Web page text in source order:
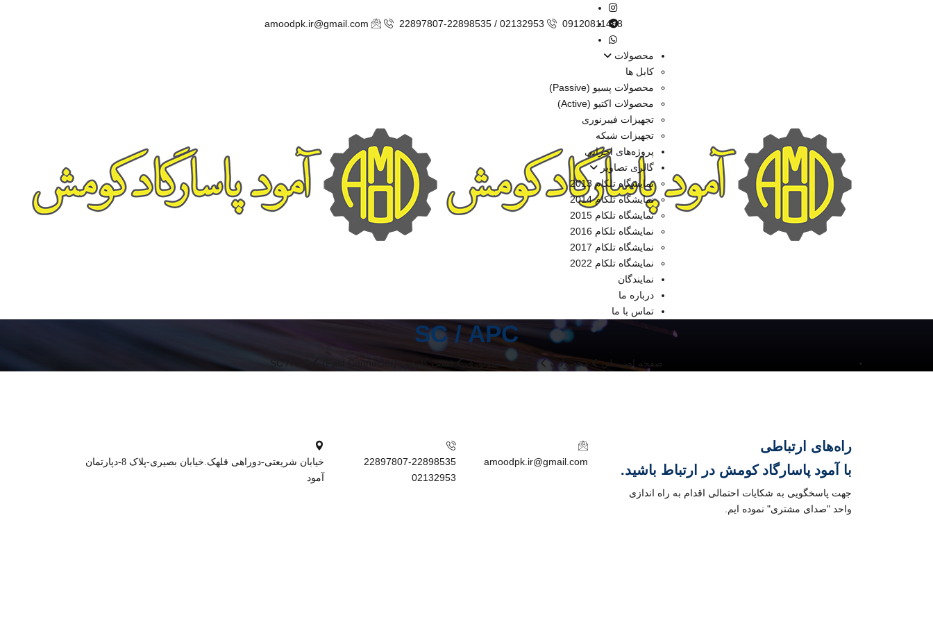
amoodpk.ir@gmail.com 22897807-22898535 / 02132953 09120811498
محصولات
کابل ها
محصولات پسیو (Passive)
محصولات اکتیو (Active)
تجهیزات فیبرنوری
تجهیزات شبکه
پروژه‌های اجرایی
گالری تصاویر
نمایشگاه تلکام 2013
نمایشگاه تلکام 2014
نمایشگاه تلکام 2015
نمایشگاه تلکام 2016
نمایشگاه تلکام 2017
نمایشگاه تلکام 2022
نمایندگان
درباره ما
تماس با ما
SC / APC
صفحه اصــــلی محصولات تجهیزات فیبرنوری فست کانکتور (Fast Connector) SC / APC
راه‌های ارتباطی
با
آمود پاسارگاد کومش در ارتباط باشید.
جهت پاسخگویی به شکایات احتمالی اقدام به راه اندازی
واحد "صدای مشتری" نموده ایم.
amoodpk.ir@gmail.com
22897807-22898535
02132953
خیابان شریعتی-دوراهی قلهک.خیابان بصیری-پلاک 8-دپارتمان
آمود